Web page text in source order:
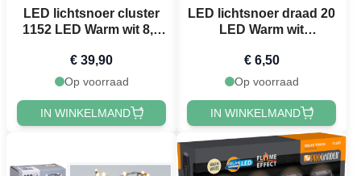
LED lichtsnoer cluster
1152 LED Warm wit 8,5
€ 39,90
Op voorraad
IN WINKELMAND
LED lichtsnoer draad 20
LED Warm wit
€ 6,50
Op voorraad
IN WINKELMAND